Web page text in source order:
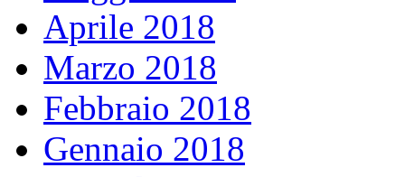
Aprile 2018
Marzo 2018
Febbraio 2018
Gennaio 2018